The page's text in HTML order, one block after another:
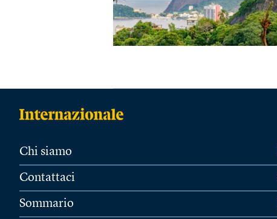
Chi siamo
Contattaci
Sommario